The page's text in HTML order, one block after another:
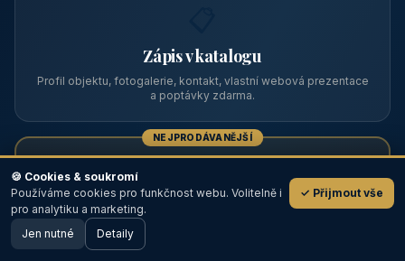
Zápis v katalogu
Profil objektu, fotogalerie, kontakt, vlastní webová prezentace
a poptávky zdarma.
NEJPRODÁVANĚJŠÍ
Prémiový partner
TOP pozice na titulce, přednost ve výpisech, zlatý odznak a
💬
🖥️ Desktop verze
🍪 Cookies & soukromí
Používáme cookies pro funkčnost webu. Volitelně i
pro analytiku a marketing.
✓ Přijmout vše
Jen nutné Detaily